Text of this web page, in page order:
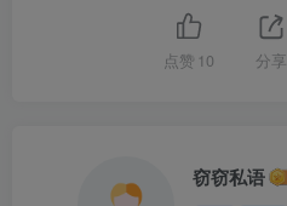
点赞 10 分享
窃窃私语